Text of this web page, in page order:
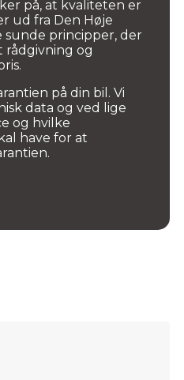
på, at kvaliteten er
ud fra Den Høje
principper, der
rådgivning og
på din bil. Vi
data og ved lige
og hvilke
have for at